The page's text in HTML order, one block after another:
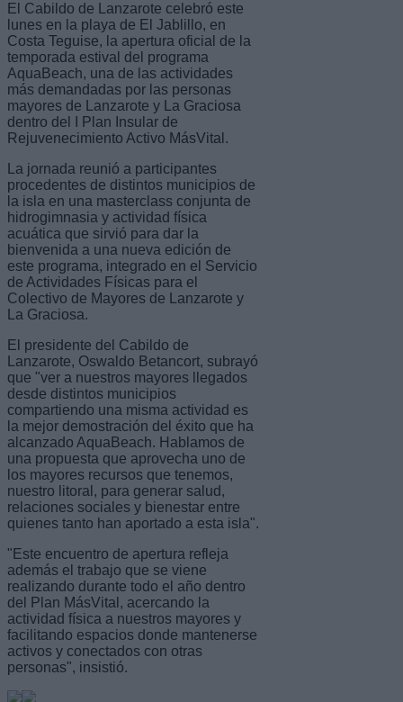
El Cabildo de Lanzarote celebró este
lunes en la playa de El Jablillo, en
Costa Teguise, la apertura oficial de la
temporada estival del programa
AquaBeach, una de las actividades
más demandadas por las personas
mayores de Lanzarote y La Graciosa
dentro del I Plan Insular de
Rejuvenecimiento Activo MásVital.
La jornada reunió a participantes
procedentes de distintos municipios de
la isla en una masterclass conjunta de
hidrogimnasia y actividad física
acuática que sirvió para dar la
bienvenida a una nueva edición de
este programa, integrado en el Servicio
de Actividades Físicas para el
Colectivo de Mayores de Lanzarote y
La Graciosa.
El presidente del Cabildo de
Lanzarote, Oswaldo Betancort, subrayó
que "ver a nuestros mayores llegados
desde distintos municipios
compartiendo una misma actividad es
la mejor demostración del éxito que ha
alcanzado AquaBeach. Hablamos de
una propuesta que aprovecha uno de
los mayores recursos que tenemos,
nuestro litoral, para generar salud,
relaciones sociales y bienestar entre
quienes tanto han aportado a esta isla".
"Este encuentro de apertura refleja
además el trabajo que se viene
realizando durante todo el año dentro
del Plan MásVital, acercando la
actividad física a nuestros mayores y
facilitando espacios donde mantenerse
activos y conectados con otras
personas", insistió.